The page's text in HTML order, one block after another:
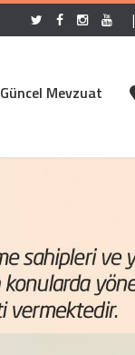
|
Güncel Mevzuat